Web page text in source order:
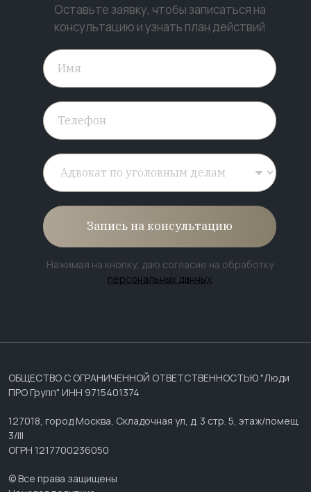
Оставьте заявку, чтобы записаться на
консультацию и узнать план действий
Запись на консультацию
Нажимая на кнопку, даю согласие на обработку
персональных данных
ОБЩЕСТВО С ОГРАНИЧЕННОЙ ОТВЕТСТВЕННОСТЬЮ "Люди
ПРО Групп" ИНН 9715401374
127018, город Москва, Складочная ул, д. 3 стр. 5, этаж/помещ.
3/III
ОГРН 1217700236050
© Все права защищены